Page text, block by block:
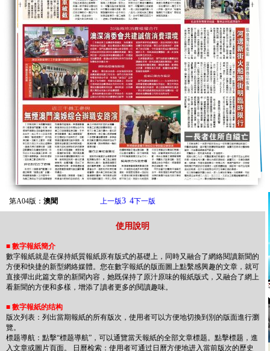
使用說明
■ 數字報紙簡介
數字報紙就是在保持紙質報紙原有版式的基礎上，同時又融合了網絡閱讀新聞的
方便和快捷的新型網絡媒體。您在數字報紙的版面圖上點繫感興趣的文章，就可
直接彈出此篇文章的新聞內容，她既保持了原汁原味的報紙版式，又融合了網上
看新聞的方便和多樣，增添了讀者更多的閱讀趣味。
■ 數字報紙的结构
版次列表：列出當期報紙的所有版次，使用者可以方便地切換到別的版面進行瀏
覽。
標题導航：點擊“標题導航”，可以通覽當天報紙的全部文章標题。點擊標题，進
入文章或圖片頁面。 日曆检索：使用者可通过日曆方便地进入當前版次的歷史
第A04版： 澳聞 上一版3 4下一版